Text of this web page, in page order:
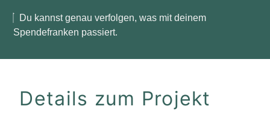
Du kannst genau verfolgen, was mit deinem
Spendefranken passiert.
Details zum Projekt